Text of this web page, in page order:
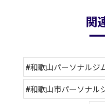
関
#和歌山パーソナルジ
#和歌山市パーソナル